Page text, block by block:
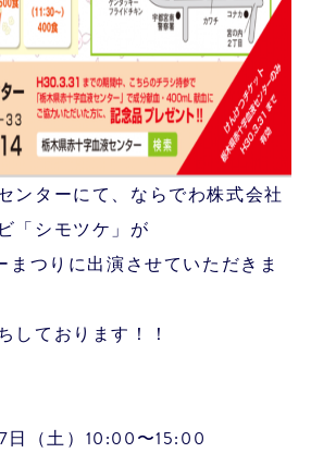
ンターにて、ならでわ株式会社
「シモツケ」が
まつりに出演させていただきま
しております！！
日（土）10:00〜15:00